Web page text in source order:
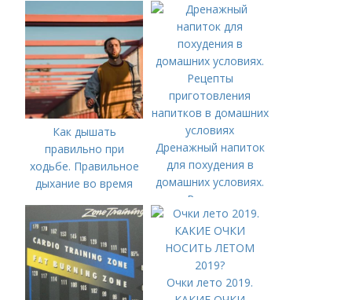
Как дышать
правильно при
ходьбе. Правильное
дыхание во время
зачем?
Дренажный напиток
для похудения в
домашних условиях.
Рецепты
приготовления
напитков в домашних
условиях
Очки лето 2019.